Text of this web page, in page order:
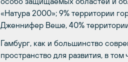
«Натура 2000»; 9% территории
Дженнифер Веше, 40%
Гамбург, как и большинство
пространство для развития, в